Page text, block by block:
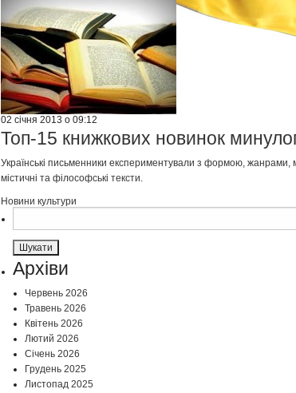
02 січня 2013 о 09:12
Топ-15 книжкових новинок
Українські письменники експериментували з формою, жанрами,
містичні та філософські тексти.
Новини культури
Архіви
Червень 2026
Травень 2026
Квітень 2026
Лютий 2026
Січень 2026
Грудень 2025
Листопад 2025